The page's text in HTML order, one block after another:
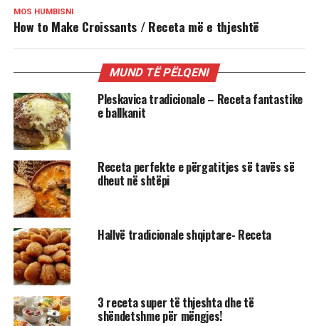
MOS HUMBISNI
How to Make Croissants / Receta më e thjeshtë
MUND TË PËLQENI
Pleskavica tradicionale – Receta fantastike
e ballkanit
Receta perfekte e përgatitjes së tavës së
dheut në shtëpi
Hallvë tradicionale shqiptare- Receta
3 receta super të thjeshta dhe të
shëndetshme për mëngjes!